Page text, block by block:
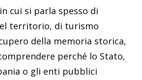
cui si parla spesso di
territorio, di turismo
della memoria storica,
perché lo Stato,
o gli enti pubblici